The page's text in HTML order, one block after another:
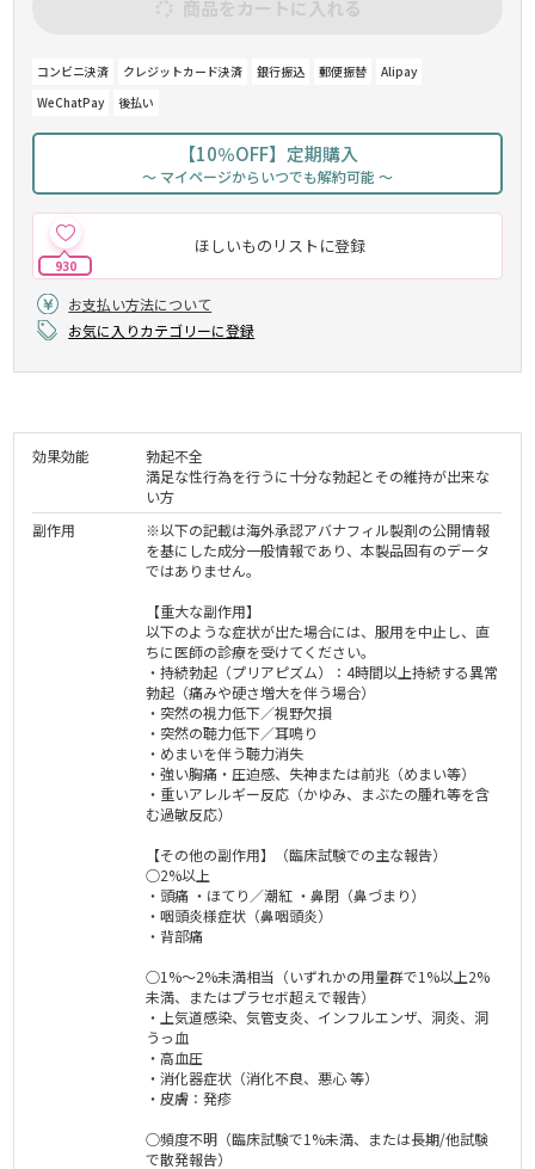
商品をカートに入れる
コンビニ決済 クレジットカード決済 銀行振込 郵便振替
Alipay
WeChatPay
後払い
【10％OFF】定期購入
～ マイページからいつでも解約可能 ～
ほしいものリストに登録
930
お支払い方法について
お気に入りカテゴリーに登録
効果効能
勃起不全
満足な性行為を行うに十分な勃起とその維持が出来な
い方
副作用
※以下の記載は海外承認アバナフィル製剤の公開情報
を基にした成分一般情報であり、本製品固有のデータ
ではありません。
【重大な副作用】
以下のような症状が出た場合には、服用を中止し、直
ちに医師の診療を受けてください。
・持続勃起（プリアピズム）：4時間以上持続する異常
勃起（痛みや硬さ増大を伴う場合）
・突然の視力低下／視野欠損
・突然の聴力低下／耳鳴り
・めまいを伴う聴力消失
・強い胸痛・圧迫感、失神または前兆（めまい等）
・重いアレルギー反応（かゆみ、まぶたの腫れ等を含
む過敏反応）
【その他の副作用】（臨床試験での主な報告）
○2%以上
・頭痛 ・ほてり／潮紅 ・鼻閉（鼻づまり）
・咽頭炎様症状（鼻咽頭炎）
・背部痛
○1%～2%未満相当（いずれかの用量群で1%以上2%
未満、またはプラセボ超えで報告）
・上気道感染、気管支炎、インフルエンザ、洞炎、洞
うっ血
・高血圧
・消化器症状（消化不良、悪心 等）
・皮膚：発疹
○頻度不明（臨床試験で1%未満、または長期/他試験
で散発報告）